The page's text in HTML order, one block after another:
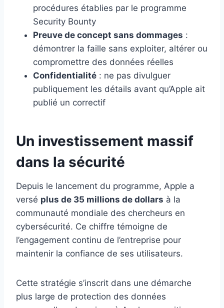
procédures établies par le programme
Security Bounty
Preuve de concept sans dommages :
démontrer la faille sans exploiter, altérer ou
compromettre des données réelles
Confidentialité : ne pas divulguer
publiquement les détails avant qu’Apple ait
publié un correctif
Un investissement massif
dans la sécurité
Depuis le lancement du programme, Apple a
versé plus de 35 millions de dollars à la
communauté mondiale des chercheurs en
cybersécurité. Ce chiffre témoigne de
l’engagement continu de l’entreprise pour
maintenir la confiance de ses utilisateurs.
Cette stratégie s’inscrit dans une démarche
plus large de protection des données